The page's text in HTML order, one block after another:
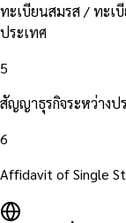
ทะเบียนสมรส / ทะเ
ประเทศ
5
สัญญาธุรกิจระหว่างป
6
Affidavit of Single